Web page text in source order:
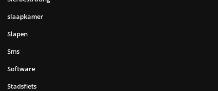
slaapkamer
Slapen
Sms
Software
Stadsfiets